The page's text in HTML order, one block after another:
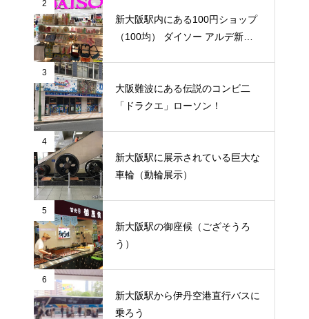
2
新大阪駅内にある100円ショップ
（100均） ダイソー アルデ新大
3
大阪難波にある伝説のコンビ二
「ドラクエ」ローソン！
4
新大阪駅に展示されている巨大な
車輪（動輪展示）
5
新大阪駅の御座候（ござそうろ
う）
6
新大阪駅から伊丹空港直行バスに
乗ろう